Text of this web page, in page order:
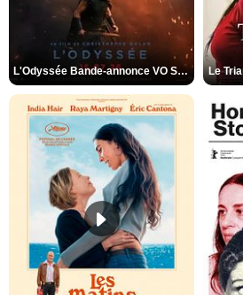
L'Odyssée Bande-annonce VO STFR Le